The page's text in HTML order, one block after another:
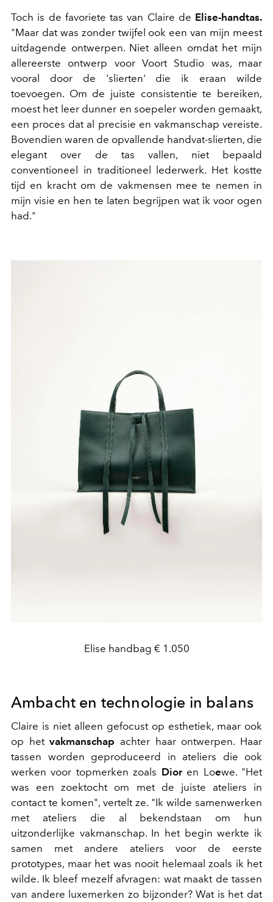
Toch is de favoriete tas van Claire de Elise-handtas.
"Maar dat was zonder twijfel ook een van mijn meest
uitdagende ontwerpen. Niet alleen omdat het mijn
allereerste ontwerp voor Voort Studio was, maar
vooral door de 'slierten' die ik eraan wilde
toevoegen. Om de juiste consistentie te bereiken,
moest het leer dunner en soepeler worden gemaakt,
een proces dat al precisie en vakmanschap vereiste.
Bovendien waren de opvallende handvat-slierten, die
elegant over de tas vallen, niet bepaald
conventioneel in traditioneel lederwerk. Het kostte
tijd en kracht om de vakmensen mee te nemen in
mijn visie en hen te laten begrijpen wat ik voor ogen
had."
Elise handbag € 1.050
Ambacht en technologie in balans
Claire is niet alleen gefocust op esthetiek, maar ook
op hetvakmanschap achter haar ontwerpen. Haar
tassen worden geproduceerd in ateliers die ook
werken voor topmerken zoals Dioren Loewe. "Het
was een zoektocht om met de juiste ateliers in
contact te komen", vertelt ze. "Ik wilde samenwerken
met ateliers die al bekendstaan om hun
uitzonderlijke vakmanschap. In het begin werkte ik
samen met andere ateliers voor de eerste
prototypes, maar het was nooit helemaal zoals ik het
wilde. Ik bleef mezelf afvragen: wat maakt de tassen
van andere luxemerken zo bijzonder? Wat is het dat